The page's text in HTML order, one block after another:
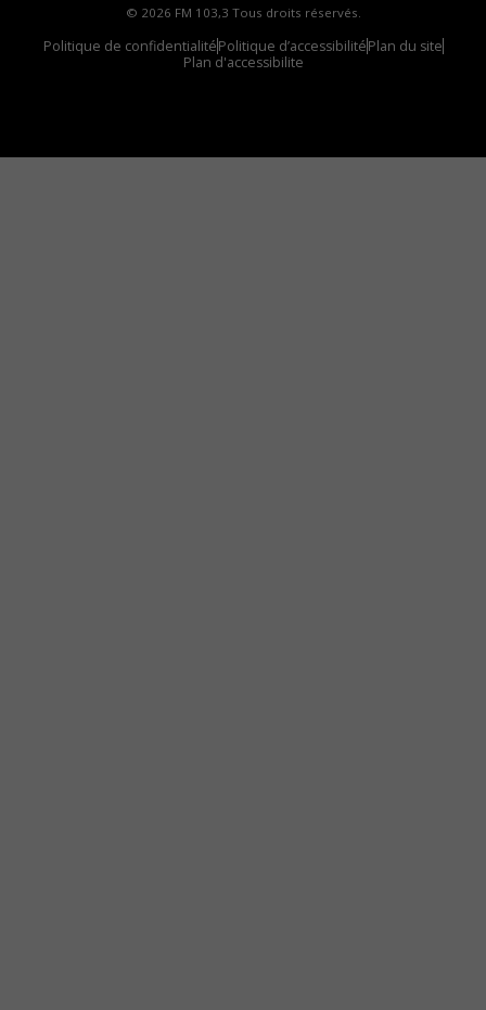
© 2026 FM 103,3 Tous droits réservés.
Politique de confidentialitéPolitique d’accessibilitéPlan du site
Plan d'accessibilite